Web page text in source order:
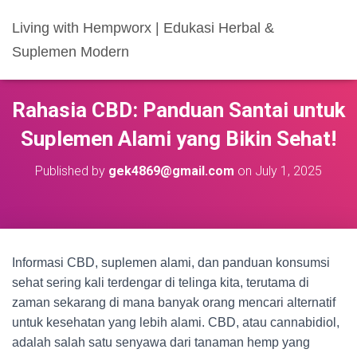
Living with Hempworx | Edukasi Herbal &
Suplemen Modern
Rahasia CBD: Panduan Santai untuk
Suplemen Alami yang Bikin Sehat!
Published by gek4869@gmail.com on July 1, 2025
Informasi CBD, suplemen alami, dan panduan konsumsi
sehat sering kali terdengar di telinga kita, terutama di
zaman sekarang di mana banyak orang mencari alternatif
untuk kesehatan yang lebih alami. CBD, atau cannabidiol,
adalah salah satu senyawa dari tanaman hemp yang